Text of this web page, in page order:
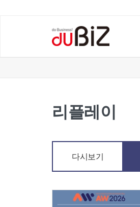
리플레이
다시보기